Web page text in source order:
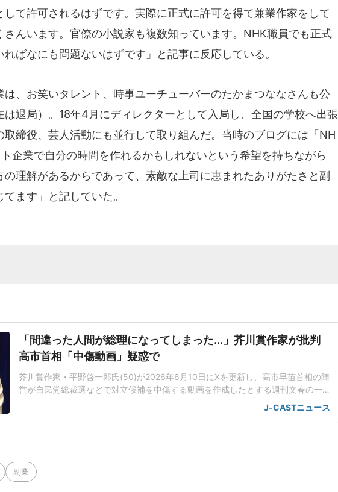
して許可されるはずです。実際に正式に許可を得て兼業作家をして
さんいます。官僚の小説家も複数知っています。NHK職員でも正式
ばなにも問題ないはずです」と記事に反応している。
、お笑いタレント、時事ユーチューバーのたかまつななさんも公
は退局）。18年4月にディレクターとして入局し、全国の学校へ出張
取締役、芸人活動にも並行して取り組んだ。当時のブログには「NH
企業で自分の時間を作れるかもしれないという希望を持ちながら
の理解があるからであって、素敵な上司に恵まれたありがたさと副
ます」と記していた。
「間違った人間が総理になってしまった...」芥川賞作家が批判
高市首相「中傷動画」疑惑で
芥川賞作家・平野啓一郎氏(50)が2026年6月10日にXを更新し、高市早苗首相の陣
営が自民党総裁選などで対立候補を中傷する動画を作成したとする週刊文春の一
連の報道を巡り、自身の見解を示した。この投稿がSNS上で大きな注目を集めて
いる。平野氏「元の世界に戻るべき」週刊文春は4月29日付の記事で、25年秋の
J-CASTニュース
副業